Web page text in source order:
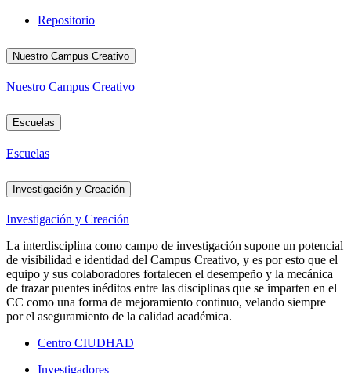
Repositorio
Nuestro Campus Creativo
Nuestro Campus Creativo
Escuelas
Escuelas
Investigación y Creación
Investigación y Creación
La interdisciplina como campo de investigación supone un potencial
de visibilidad e identidad del Campus Creativo, y es por esto que el
equipo y sus colaboradores fortalecen el desempeño y la mecánica
de trazar puentes inéditos entre las disciplinas que se imparten en el
CC como una forma de mejoramiento continuo, velando siempre
por el aseguramiento de la calidad académica.
Centro CIUDHAD
Investigadores